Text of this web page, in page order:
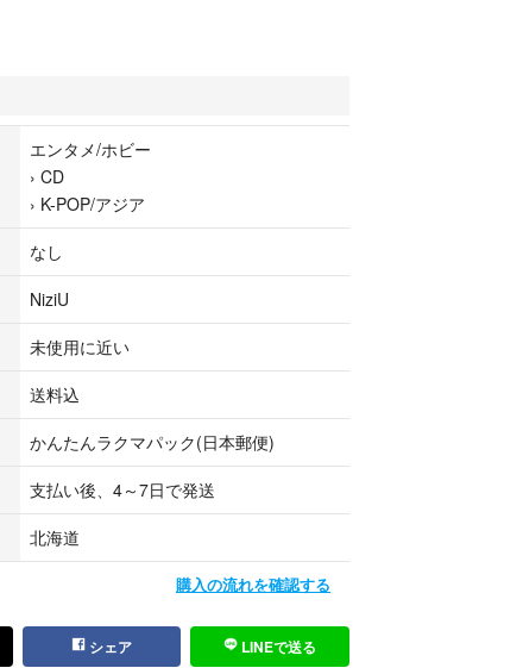
エンタメ/ホビー
› CD
› K-POP/アジア
なし
NiziU
未使用に近い
送料込
かんたんラクマパック(日本郵便)
支払い後、4～7日で発送
北海道
購入の流れを確認する
シェア LINEで送る